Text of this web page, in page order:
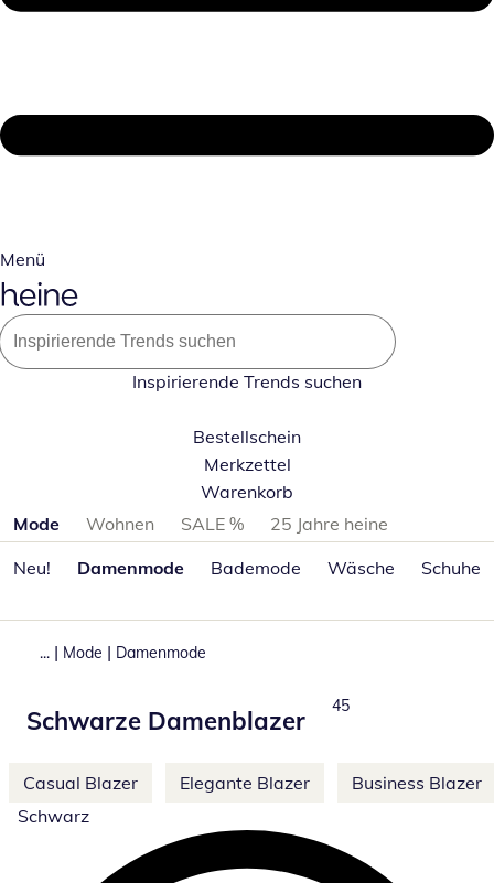
Menü
Inspirierende Trends suchen
Bestellschein
Merkzettel
Warenkorb
Produktkategorien überspringen
Mode Wohnen SALE %
25 Jahre heine
Neu!
Damenmode Bademode Wäsche Schuhe
... | Mode | Damenmode
Schwarze Damenblazer
Total number of
45
Weitere Kategorien überspringen
Casual Blazer Elegante Blazer
Business Blazer
Schwarz